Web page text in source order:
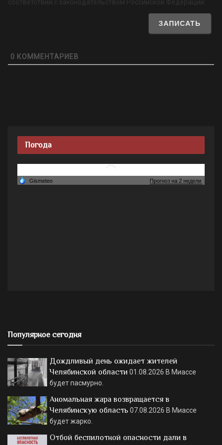
соответствии с законодательством Российской Федерации.
0 КОММЕНТАРИЕВ
Погода
Популярное сегодня
Дождливый день ожидает жителей
Челябинской области 01.08.2026 В Миассе
будет пасмурно.
Аномальная жара возвращается в
Челябинскую область 07.08.2026 В Миассе
будет жарко.
Отбой беспилотной опасности дали в